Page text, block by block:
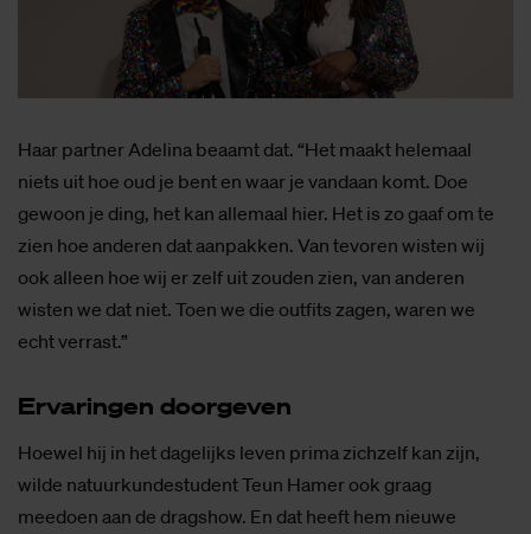
Haar partner Adelina beaamt dat. “Het maakt helemaal
niets uit hoe oud je bent en waar je vandaan komt. Doe
gewoon je ding, het kan allemaal hier. Het is zo gaaf om te
zien hoe anderen dat aanpakken. Van tevoren wisten wij
ook alleen hoe wij er zelf uit zouden zien, van anderen
wisten we dat niet. Toen we die outfits zagen, waren we
echt verrast.”
Er­va­rin­gen door­ge­ven
Hoewel hij in het dagelijks leven prima zichzelf kan zijn,
wilde natuurkundestudent Teun Hamer ook graag
meedoen aan de dragshow. En dat heeft hem nieuwe